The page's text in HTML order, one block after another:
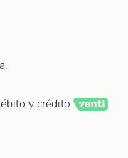
y crédito